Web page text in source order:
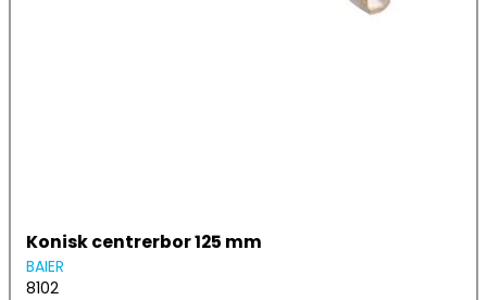
Konisk centrerbor 125 mm
BAIER
8102